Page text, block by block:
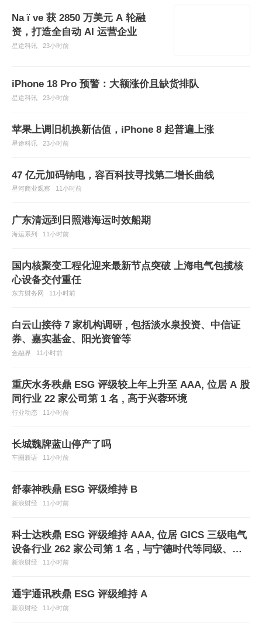
Na ï ve 获 2850 万美元 A 轮融
资，打造全自动 AI 运营企业
星途科讯 23小时前
iPhone 18 Pro 预警：大额涨价且缺货排队
星途科讯 23小时前
苹果上调旧机换新估值，iPhone 8 起普遍上涨
星途科讯 23小时前
47 亿元加码钠电，容百科技寻找第二增长曲线
星河商业观察 11小时前
广东清远到日照港海运时效船期
海运系列 11小时前
国内核聚变工程化迎来最新节点突破 上海电气包揽核
心设备交付重任
东方财务网 11小时前
白云山接待 7 家机构调研 , 包括淡水泉投资、中信证
券、嘉实基金、阳光资管等
金融界 11小时前
重庆水务秩鼎 ESG 评级较上年上升至 AAA, 位居 A 股
同行业 22 家公司第 1 名 , 高于兴蓉环境
行业动态 11小时前
长城魏牌蓝山停产了吗
车圈新语 11小时前
舒泰神秩鼎 ESG 评级维持 B
新浪财经 11小时前
科士达秩鼎 ESG 评级维持 AAA, 位居 GICS 三级电气
设备行业 262 家公司第 1 名 , 与宁德时代等同级、高
于亨通光电等
新浪财经 11小时前
通宇通讯秩鼎 ESG 评级维持 A
新浪财经 11小时前